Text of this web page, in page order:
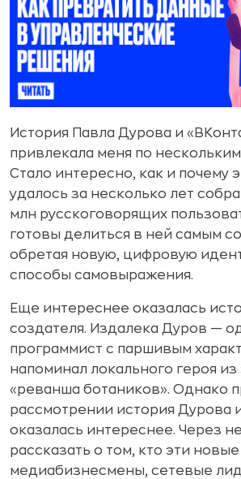
История Павла Дурова и
привлекала меня по
Стало интересно, как и почему
удалось за несколько лет
млн русскоговорящих
готовы делиться в ней самым
обретая новую, цифровую
способы самовыражения.
Еще интереснее оказалась
создателя. Издалека Дуров —
программист с паршивым
напоминал локального героя из
«реванша ботаников». Однако
рассмотрении история Дурова
оказалась интереснее. Через
рассказать о том, кто эти новые
медиабизнесмены, сетевые